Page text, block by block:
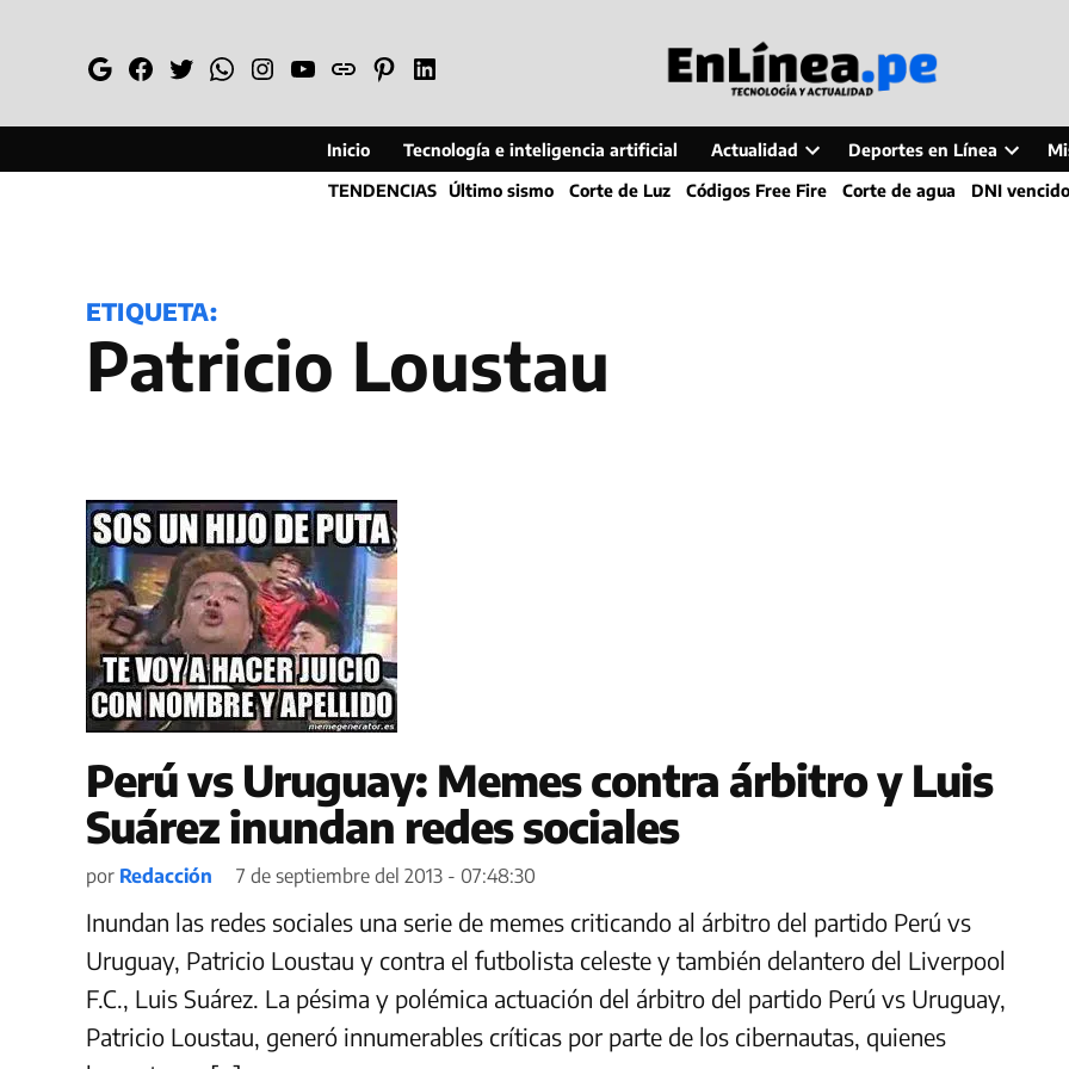
GoogleFacebook
TwitterWhatsapp
Instagram
YouTube
WebPinterestLinkedin
Inicio Tecnología e inteligencia artificial Actualidad
Open
dropdown
Deportes en Línea
Open
dropdown
TENDENCIAS Último sismo Corte de Luz Códigos Free Fire Corte de agua DNI vencido
ETIQUETA:
Patricio Loustau
Perú vs Uruguay: Memes contra árbitro y Luis
Suárez inundan redes sociales
por Redacción 7 de septiembre del 2013 - 07:48:30
Inundan las redes sociales una serie de memes criticando al árbitro del partido Perú vs
Uruguay, Patricio Loustau y contra el futbolista celeste y también delantero del Liverpool
F.C., Luis Suárez. La pésima y polémica actuación del árbitro del partido Perú vs Uruguay,
Patricio Loustau, generó innumerables críticas por parte de los cibernautas, quienes